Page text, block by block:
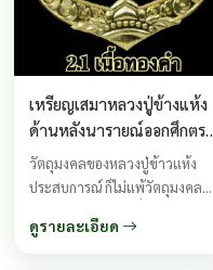
เหรียญเสมาหลวงปู่ข้างแห้ง
ด้านหลังนารายณ์ออกศึกตรง
ไตรภพ
วัตถุมงคลของหลวงปู่ข้าวแห้ง
ประสบการณ์ ก็ไม่แพ้วัตถุมงคล
โชคลาภ ลูกศิษย์ของท่านถูกหวย
รวยเบอร์ ...
ดูรายละเอียด